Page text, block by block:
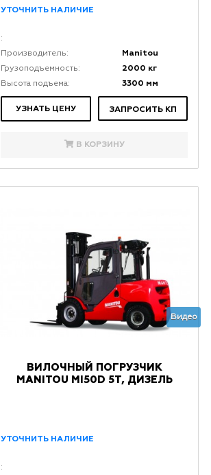
УТОЧНИТЬ НАЛИЧИЕ
:
Производитель:
Manitou
Грузоподъемность: 2000 кг
Высота подъема: 3300 мм
УЗНАТЬ ЦЕНУ ЗАПРОСИТЬ КП
В КОРЗИНУ
Видео
ВИЛОЧНЫЙ ПОГРУЗЧИК
MANITOU MI50D 5Т, ДИЗЕЛЬ
УТОЧНИТЬ НАЛИЧИЕ
: